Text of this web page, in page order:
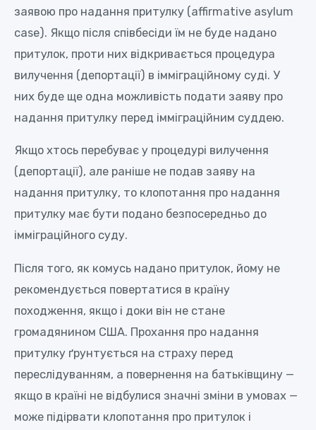
заявою про надання притулку (affirmative asylum
case). Якщо після співбесіди їм не буде надано
притулок, проти них відкривається процедура
вилучення (депортації) в імміграційному суді. У
них буде ще одна можливість подати заяву про
надання притулку перед імміграційним суддею.
Якщо хтось перебуває у процедурі вилучення
(депортації), але раніше не подав заяву на
надання притулку, то клопотання про надання
притулку має бути подано безпосередньо до
імміграційного суду.
Після того, як комусь надано притулок, йому не
рекомендується повертатися в країну
походження, якщо і доки він не стане
громадянином США. Прохання про надання
притулку ґрунтується на страху перед
переслідуванням, а повернення на батьківщину —
якщо в країні не відбулися значні зміни в умовах —
може підірвати клопотання про притулок і